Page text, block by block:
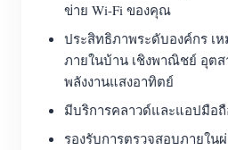
ข่าย Wi-Fi ของคุณ
ประสิทธิภาพระดับองค์กร เ
ภายในบ้าน เชิงพาณิชย์ อุต
พลังงานแสงอาทิตย์
มีบริการคลาวด์และแอปมือ
รองรับการตรวจสอบภายใน